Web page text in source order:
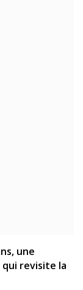
une
revisite la